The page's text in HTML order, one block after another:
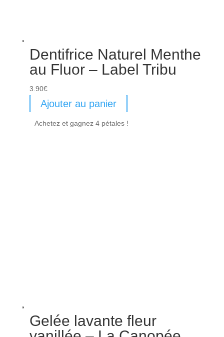
Dentifrice Naturel Menthe
au Fluor – Label Tribu
3.90€
Ajouter au panier
Achetez et gagnez 4 pétales !
Gelée lavante fleur